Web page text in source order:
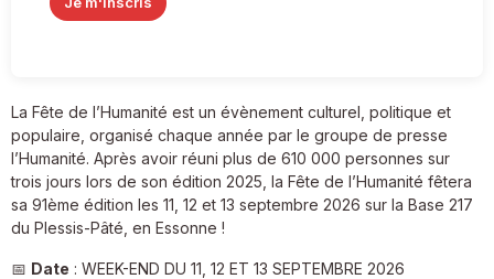
La Fête de l’Humanité est un évènement culturel, politique et
populaire, organisé chaque année par le groupe de presse
l’Humanité. Après avoir réuni plus de 610 000 personnes sur
trois jours lors de son édition 2025, la Fête de l’Humanité fêtera
sa 91ème édition les 11, 12 et 13 septembre 2026 sur la Base 217
du Plessis-Pâté, en Essonne !
📅 Date : WEEK-END DU 11, 12 ET 13 SEPTEMBRE 2026